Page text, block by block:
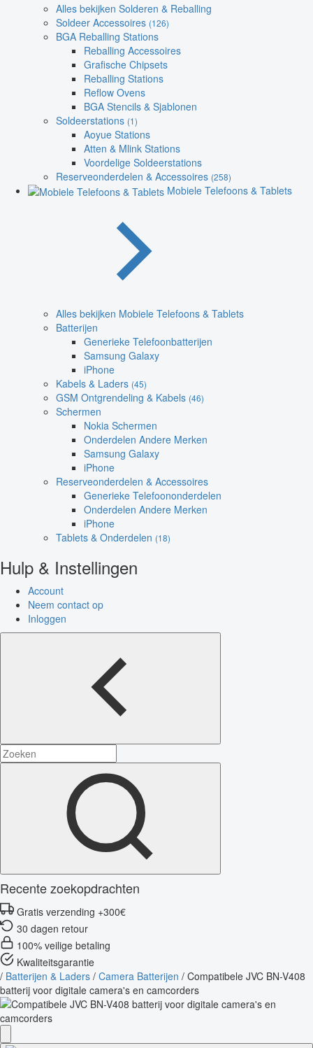
Alles bekijken Solderen & Reballing
Soldeer Accessoires (126)
BGA Reballing Stations
Reballing Accessoires
Grafische Chipsets
Reballing Stations
Reflow Ovens
BGA Stencils & Sjablonen
Soldeerstations (1)
Aoyue Stations
Atten & Mlink Stations
Voordelige Soldeerstations
Reserveonderdelen & Accessoires (258)
Mobiele Telefoons & Tablets
Alles bekijken Mobiele Telefoons & Tablets
Batterijen
Generieke Telefoonbatterijen
Samsung Galaxy
iPhone
Kabels & Laders (45)
GSM Ontgrendeling & Kabels (46)
Schermen
Nokia Schermen
Onderdelen Andere Merken
Samsung Galaxy
iPhone
Reserveonderdelen & Accessoires
Generieke Telefoononderdelen
Onderdelen Andere Merken
iPhone
Tablets & Onderdelen (18)
Hulp & Instellingen
Account
Neem contact op
Inloggen
Recente zoekopdrachten
Gratis verzending +300€
30 dagen retour
100% veilige betaling
Kwaliteitsgarantie
/ Batterijen & Laders / Camera Batterijen / Compatibele JVC BN-V408
batterij voor digitale camera's en camcorders